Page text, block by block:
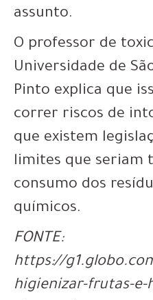
assunto.
O professor de
Universidade de
Pinto explica que
correr riscos de
que existem
limites que seriam
consumo dos
químicos.
FONTE:
https://
higienizar-frutas-e-